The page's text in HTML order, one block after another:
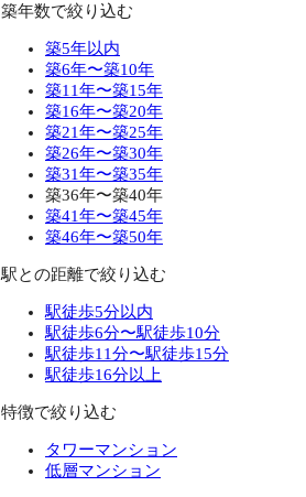
築年数で絞り込む
築5年以内
築6年〜築10年
築11年〜築15年
築16年〜築20年
築21年〜築25年
築26年〜築30年
築31年〜築35年
築36年〜築40年
築41年〜築45年
築46年〜築50年
駅との距離で絞り込む
駅徒歩5分以内
駅徒歩6分〜駅徒歩10分
駅徒歩11分〜駅徒歩15分
駅徒歩16分以上
特徴で絞り込む
タワーマンション
低層マンション